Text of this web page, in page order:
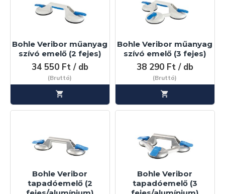
Bohle Veribor műanyag
szívó emelő (2 fejes)
34 550 Ft / db
(Bruttó)
Bohle Veribor műanyag
szívó emelő (3 fejes)
38 290 Ft / db
(Bruttó)
Bohle Veribor
tapadóemelő (2
Bohle Veribor
tapadóemelő (3